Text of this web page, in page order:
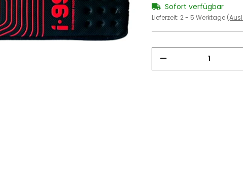
Sofort verfügbar
Lieferzeit: 2 - 5 Werktage